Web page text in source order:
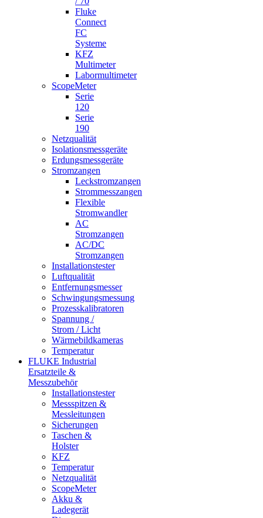
Fluke
Connect
FC
Systeme
KFZ
Multimeter
Labormultimeter
ScopeMeter
Serie
120
Serie
190
Netzqualität
Isolationsmessgeräte
Erdungsmessgeräte
Stromzangen
Leckstromzangen
Strommesszangen
Flexible
Stromwandler
AC
Stromzangen
AC/DC
Stromzangen
Installationstester
Luftqualität
Entfernungsmesser
Schwingungsmessung
Prozesskalibratoren
Spannung /
Strom / Licht
Wärmebildkameras
Temperatur
FLUKE Industrial
Ersatzteile &
Messzubehör
Installationstester
Messspitzen &
Messleitungen
Sicherungen
Taschen &
Holster
KFZ
Temperatur
Netzqualität
ScopeMeter
Akku &
Ladegerät